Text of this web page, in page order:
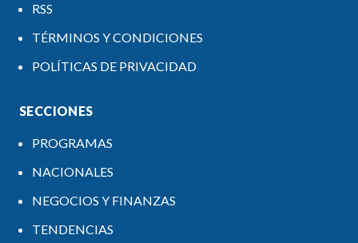
RSS
TÉRMINOS Y CONDICIONES
POLÍTICAS DE PRIVACIDAD
SECCIONES
PROGRAMAS
NACIONALES
NEGOCIOS Y FINANZAS
TENDENCIAS